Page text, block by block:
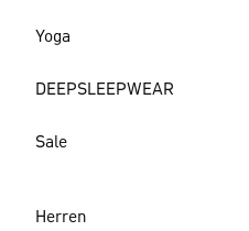
Yoga
DEEPSLEEPWEAR
Sale
Herren